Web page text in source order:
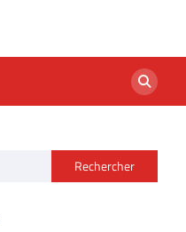
Rechercher